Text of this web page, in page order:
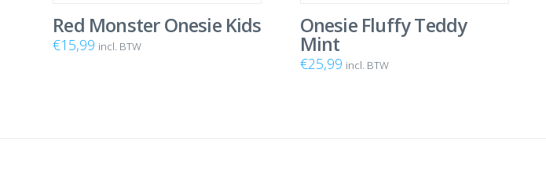
Red Monster Onesie Kids
€15,99 incl. BTW
Onesie Fluffy Teddy
Mint
€25,99 incl. BTW